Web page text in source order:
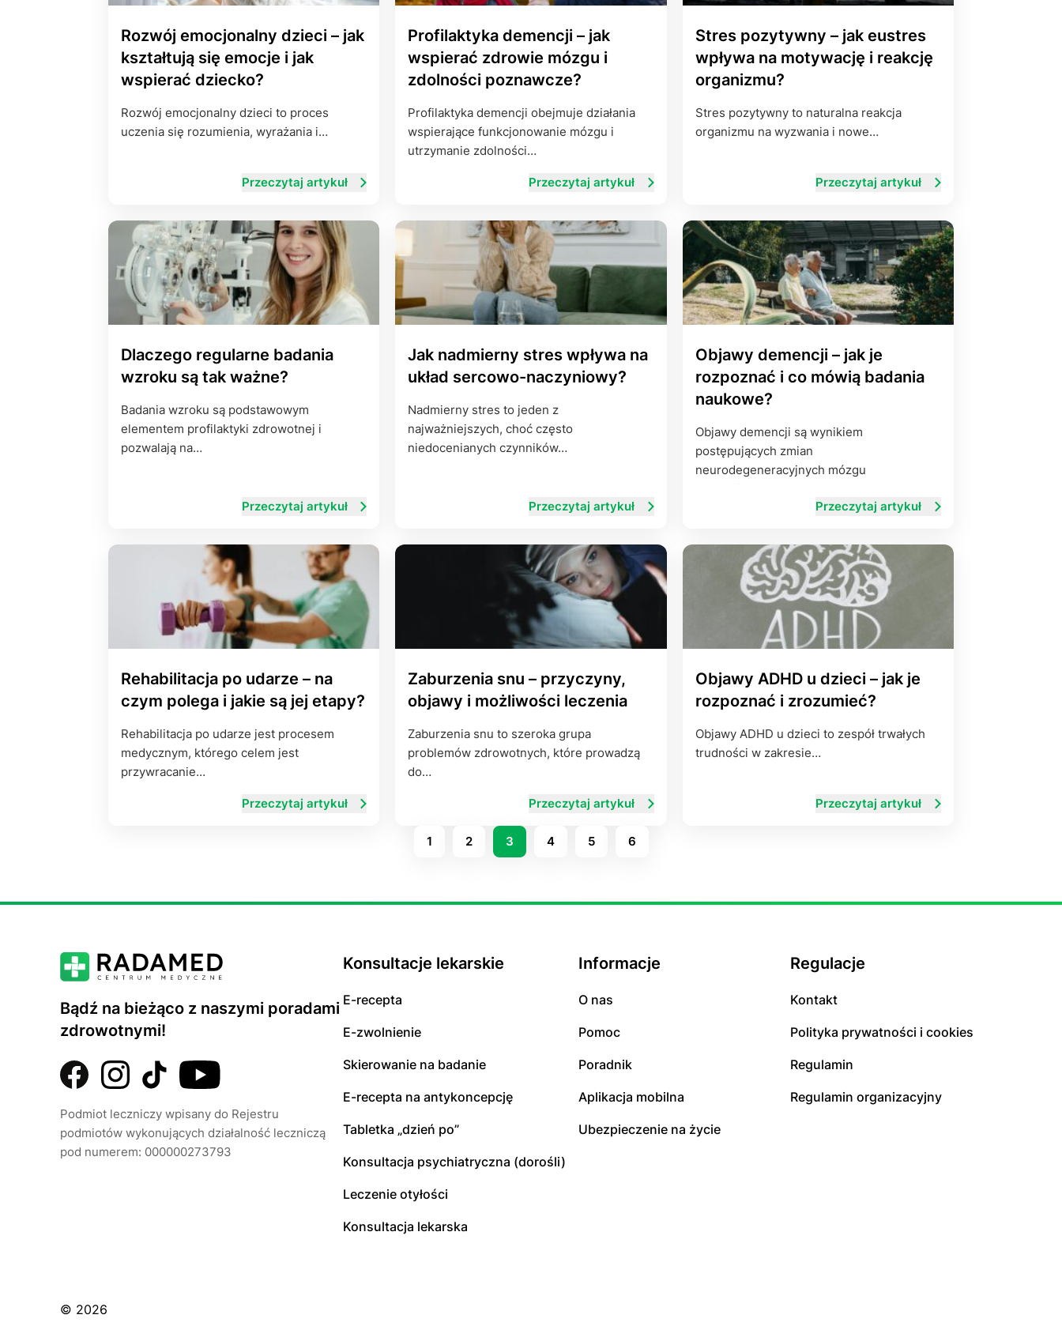
Rozwój emocjonalny dzieci – jak
kształtują się emocje i jak
wspierać dziecko?
Rozwój emocjonalny dzieci to proces
uczenia się rozumienia, wyrażania i…
Przeczytaj artykuł
Profilaktyka demencji – jak
wspierać zdrowie mózgu i
zdolności poznawcze?
Profilaktyka demencji obejmuje działania
wspierające funkcjonowanie mózgu i
utrzymanie zdolności…
Przeczytaj artykuł
Stres pozytywny – jak eustres
wpływa na motywację i reakcję
organizmu?
Stres pozytywny to naturalna reakcja
organizmu na wyzwania i nowe…
Przeczytaj artykuł
Dlaczego regularne badania
wzroku są tak ważne?
Badania wzroku są podstawowym
elementem profilaktyki zdrowotnej i
pozwalają na…
Przeczytaj artykuł
Jak nadmierny stres wpływa na
układ sercowo-naczyniowy?
Nadmierny stres to jeden z
najważniejszych, choć często
niedocenianych czynników…
Przeczytaj artykuł
Objawy demencji – jak je
rozpoznać i co mówią badania
naukowe?
Objawy demencji są wynikiem
postępujących zmian
neurodegeneracyjnych mózgu
wpływających na…
Przeczytaj artykuł
Rehabilitacja po udarze – na
czym polega i jakie są jej etapy?
Rehabilitacja po udarze jest procesem
medycznym, którego celem jest
przywracanie…
Przeczytaj artykuł
Zaburzenia snu – przyczyny,
objawy i możliwości leczenia
Zaburzenia snu to szeroka grupa
problemów zdrowotnych, które prowadzą
do…
Przeczytaj artykuł
Objawy ADHD u dzieci – jak je
rozpoznać i zrozumieć?
Objawy ADHD u dzieci to zespół trwałych
trudności w zakresie…
Przeczytaj artykuł
1 2 3 4 5 6
Bądź na bieżąco z naszymi poradami
zdrowotnymi!
Podmiot leczniczy wpisany do Rejestru
podmiotów wykonujących działalność leczniczą
pod numerem: 000000273793
Konsultacje lekarskie
E-recepta
E-zwolnienie
Skierowanie na badanie
E-recepta na antykoncepcję
Tabletka „dzień po”
Konsultacja psychiatryczna (dorośli)
Leczenie otyłości
Konsultacja lekarska
Informacje
O nas
Pomoc
Poradnik
Aplikacja mobilna
Ubezpieczenie na życie
Regulacje
Kontakt
Polityka prywatności i cookies
Regulamin
Regulamin organizacyjny
© 2026